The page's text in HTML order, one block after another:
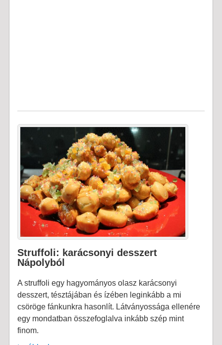
Struffoli: karácsonyi desszert
Nápolyból
A struffoli egy hagyományos olasz karácsonyi
desszert, tésztájában és ízében leginkább a mi
csöröge fánkunkra hasonlít. Látványossága ellenére
egy mondatban összefoglalva inkább szép mint
finom.